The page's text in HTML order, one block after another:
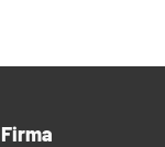
Firma